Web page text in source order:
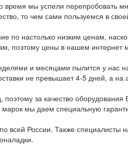
время мы успели перепробовать
то чем сами пользуемся в
по настолько низким ценам,
поэтому цены в нашем интернет
и месяцами пылится у нас
не превышает 4-5 дней, а на
за качество
мы даем специальную
всей России. Также специалисты